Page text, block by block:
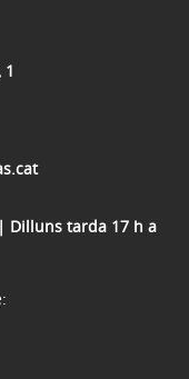
Dilluns tarda 17 h a